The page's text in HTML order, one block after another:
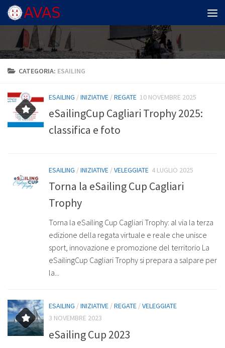
Salta al contenuto
CATEGORIA: ESAILING
ESAILING /INIZIATIVE /REGATE 10 NOVEMBRE 2025
eSailingCup Cagliari Trophy 2025:
classifica e foto
ESAILING /INIZIATIVE /VELEGGIATE 4 LUGLIO 2025
Torna la eSailing Cup Cagliari
Trophy
Torna la eSailing Cup Cagliari Trophy: al via la terza
edizione della regata virtuale e reale che unisce
sport, innovazione e promozione del territorio La
eSailingCup Cagliari Trophy si prepara a salpare per
la...
ESAILING /INIZIATIVE /REGATE /VELEGGIATE
3 NOVEMBRE 2023
eSailing Cup 2023